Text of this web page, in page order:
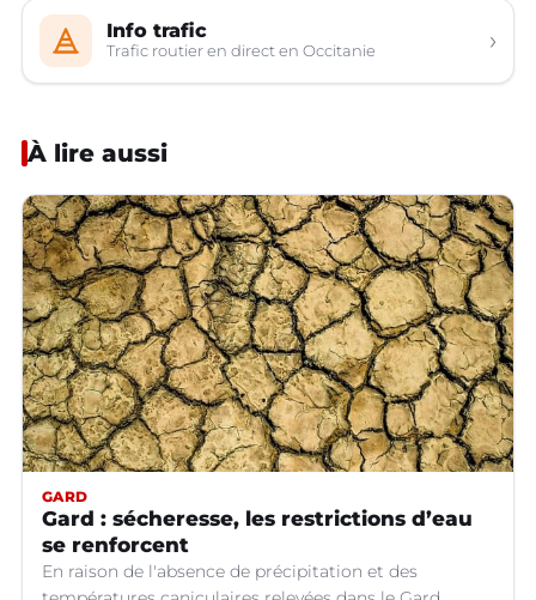
Info trafic
Trafic routier en direct en Occitanie ›
À lire aussi
GARD
Gard : sécheresse, les restrictions d’eau
se renforcent
En raison de l'absence de précipitation et des